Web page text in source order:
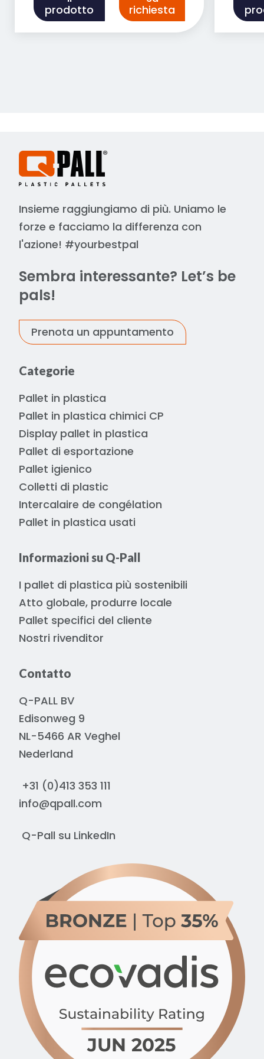
prodotto
richiesta
Insieme raggiungiamo di più. Uniamo le
forze e facciamo la differenza con
l'azione! #yourbestpal
Sembra interessante? Let’s be
pals!
Prenota un appuntamento
Categorie
Pallet in plastica
Pallet in plastica chimici CP
Display pallet in plastica
Pallet di esportazione
Pallet igienico
Colletti di plastic
Intercalaire de congélation
Pallet in plastica usati
Informazioni su Q-Pall
I pallet di plastica più sostenibili
Atto globale, produrre locale
Pallet specifici del cliente
Nostri rivenditor
Contatto
Q-PALL BV
Edisonweg 9
NL-5466 AR Veghel
Nederland
+31 (0)413 353 111
info@qpall.com
Q-Pall su LinkedIn